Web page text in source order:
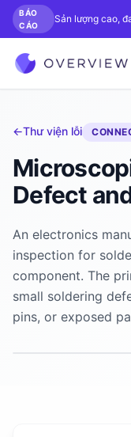
BÁO
CÁO
←Thư viện lỗi
Defect
An electronics
inspection for
component. The
small soldering
pins, or exposed